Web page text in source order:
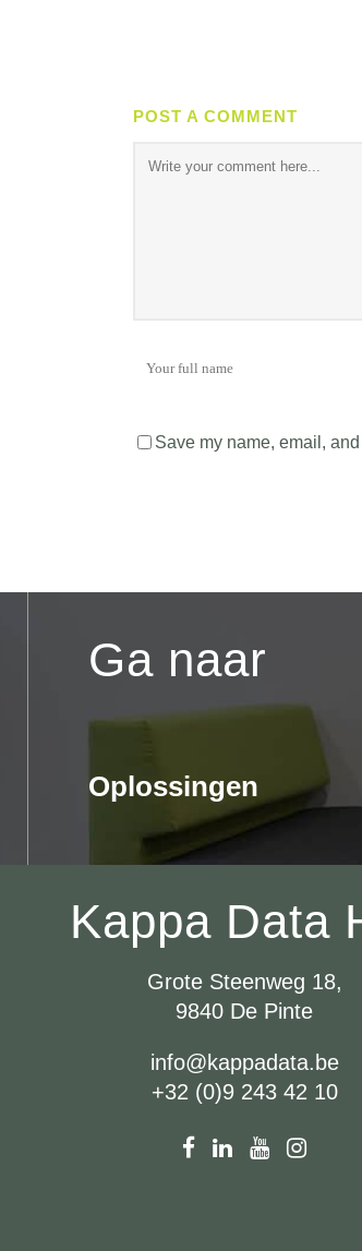
POST A COMMENT
Save my name, email,
Ga naar
Oplossingen
Kappa Data
Grote Steenweg 18,
9840 De Pinte
info@kappadata.be
+32 (0)9 243 42 10